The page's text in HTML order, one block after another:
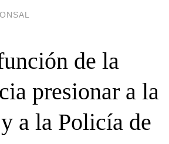
de la
presionar a la
a la Policía de